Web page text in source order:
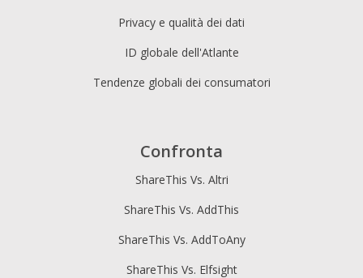
Privacy e qualità dei dati
ID globale dell'Atlante
Tendenze globali dei consumatori
Confronta
ShareThis Vs. Altri
ShareThis Vs. AddThis
ShareThis Vs. AddToAny
ShareThis Vs. Elfsight